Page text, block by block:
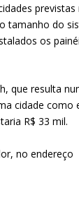
tamanho do
os
que resulta
cidade como
R$ 33 mil.
no endereço